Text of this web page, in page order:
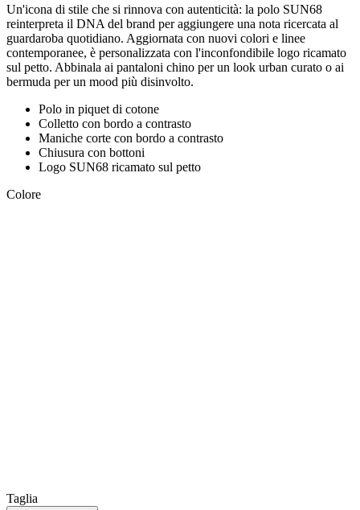
Un'icona di stile che si rinnova con autenticità: la polo SUN68
reinterpreta il DNA del brand per aggiungere una nota ricercata al
guardaroba quotidiano. Aggiornata con nuovi colori e linee
contemporanee, è personalizzata con l'inconfondibile logo ricamato
sul petto. Abbinala ai pantaloni chino per un look urban curato o ai
bermuda per un mood più disinvolto.
Polo in piquet di cotone
Colletto con bordo a contrasto
Maniche corte con bordo a contrasto
Chiusura con bottoni
Logo SUN68 ricamato sul petto
Colore
Taglia